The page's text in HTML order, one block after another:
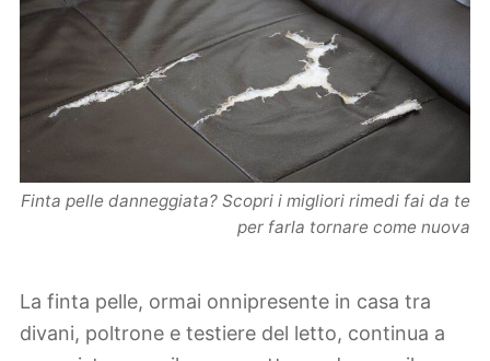
Finta pelle danneggiata? Scopri i migliori rimedi fai da te
per farla tornare come nuova
La finta pelle, ormai onnipresente in casa tra
divani, poltrone e testiere del letto, continua a